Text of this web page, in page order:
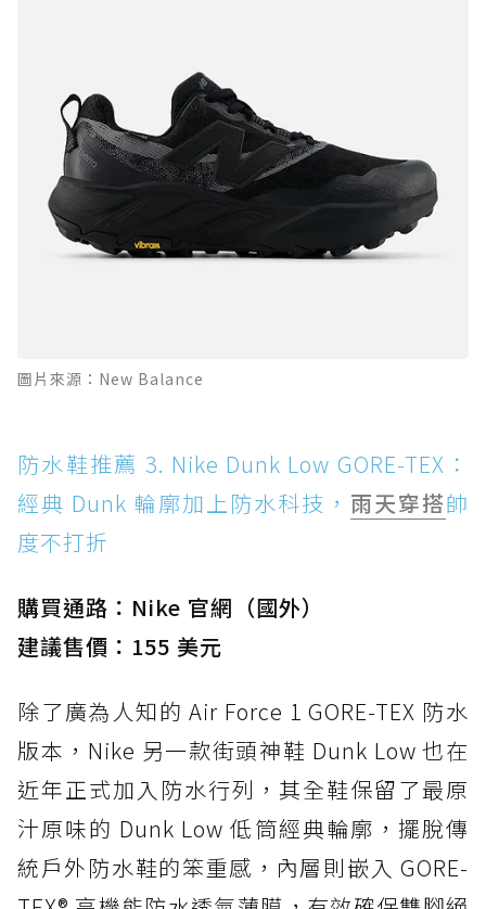
圖片來源：New Balance
防水鞋推薦 3. Nike Dunk Low GORE-TEX：
經典 Dunk 輪廓加上防水科技， 雨天穿搭帥
度不打折
購買通路：Nike 官網（國外）
建議售價：155 美元
除了廣為人知的 Air Force 1 GORE-TEX 防水
版本，Nike 另一款街頭神鞋 Dunk Low 也在
近年正式加入防水行列，其全鞋保留了最原
汁原味的 Dunk Low 低筒經典輪廓，擺脫傳
統戶外防水鞋的笨重感，內層則嵌入 GORE-